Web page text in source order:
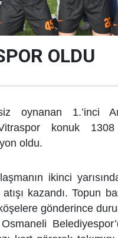
OLDU
oynanan 1.’inci
konuk
oldu.
ikinci
kazandı. Topun
gönderince